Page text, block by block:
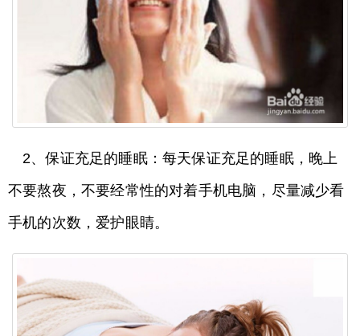
2、保证充足的睡眠：每天保证充足的睡眠，晚上
不要熬夜，不要经常性的对着手机电脑，尽量减少看
手机的次数，爱护眼睛。